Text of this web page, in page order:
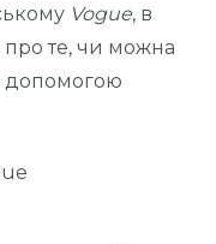
Vogue, в
те, чи можна
допомогою